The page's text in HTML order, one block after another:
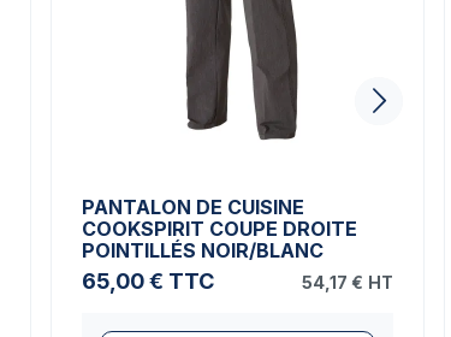
PANTALON DE CUISINE
COOKSPIRIT COUPE DROITE
POINTILLÉS NOIR/BLANC
65,00 € TTC 54,17 € HT